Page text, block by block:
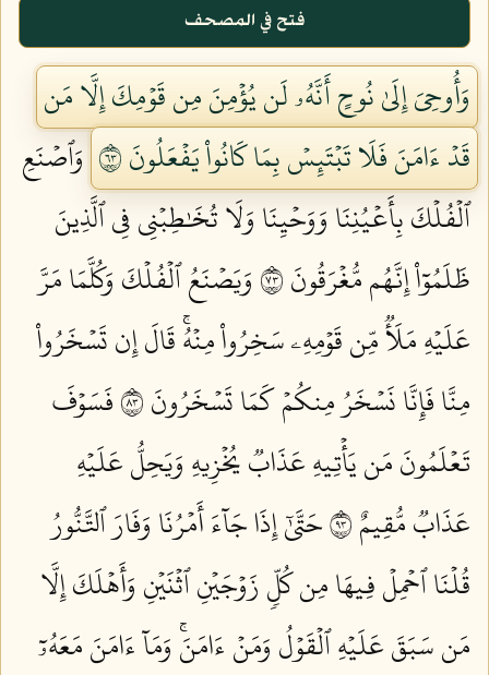
فتح في المصحف
وَأُوحِيَ إِلَىٰ نُوحٍ أَنَّهُۥ لَن يُؤۡمِنَ مِن قَوۡمِكَ إِلَّا مَن
قَدۡ ءَامَنَ فَلَا تَبۡتَئِسۡ بِمَا كَانُواْ يَفۡعَلُونَ ٣٦
وَٱصۡنَعِ
ٱلۡفُلۡكَ بِأَعۡيُنِنَا وَوَحۡيِنَا وَلَا تُخَٰطِبۡنِي فِي ٱلَّذِينَ
ظَلَمُوٓاْ إِنَّهُم مُّغۡرَقُونَ ٣٧
وَيَصۡنَعُ ٱلۡفُلۡكَ وَكُلَّمَا مَرَّ
عَلَيۡهِ مَلَأٞ مِّن قَوۡمِهِۦ سَخِرُواْ مِنۡهُۚ قَالَ إِن تَسۡخَرُواْ
مِنَّا فَإِنَّا نَسۡخَرُ مِنكُمۡ كَمَا تَسۡخَرُونَ ٣٨
فَسَوۡفَ
تَعۡلَمُونَ مَن يَأۡتِيهِ عَذَابٞ يُخۡزِيهِ وَيَحِلُّ عَلَيۡهِ
عَذَابٞ مُّقِيمٌ ٣٩
حَتَّىٰٓ إِذَا جَآءَ أَمۡرُنَا وَفَارَ ٱلتَّنُّورُ
قُلۡنَا ٱحۡمِلۡ فِيهَا مِن كُلّٖ زَوۡجَيۡنِ ٱثۡنَيۡنِ وَأَهۡلَكَ إِلَّا
مَن سَبَقَ عَلَيۡهِ ٱلۡقَوۡلُ وَمَنۡ ءَامَنَۚ وَمَآ ءَامَنَ مَعَهُۥٓ